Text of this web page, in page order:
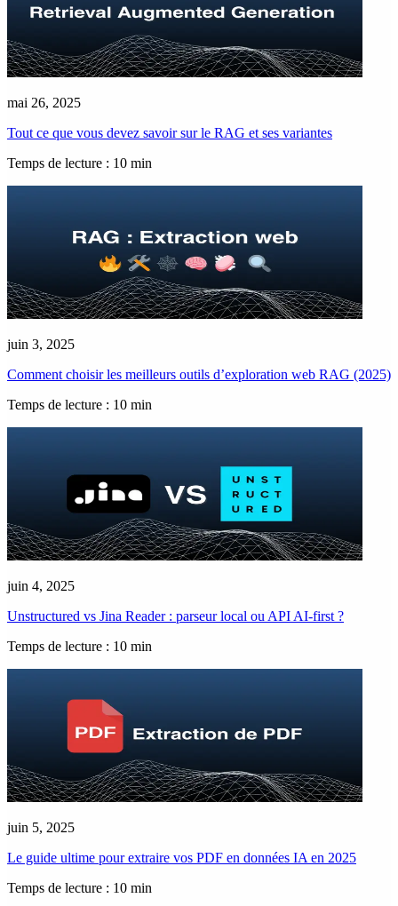
mai 26, 2025
Tout ce que vous devez savoir sur le RAG et ses variantes
Temps de lecture : 10 min
juin 3, 2025
Comment choisir les meilleurs outils d’exploration web RAG (2025)
Temps de lecture : 10 min
juin 4, 2025
Unstructured vs Jina Reader : parseur local ou API AI-first ?
Temps de lecture : 10 min
juin 5, 2025
Le guide ultime pour extraire vos PDF en données IA en 2025
Temps de lecture : 10 min